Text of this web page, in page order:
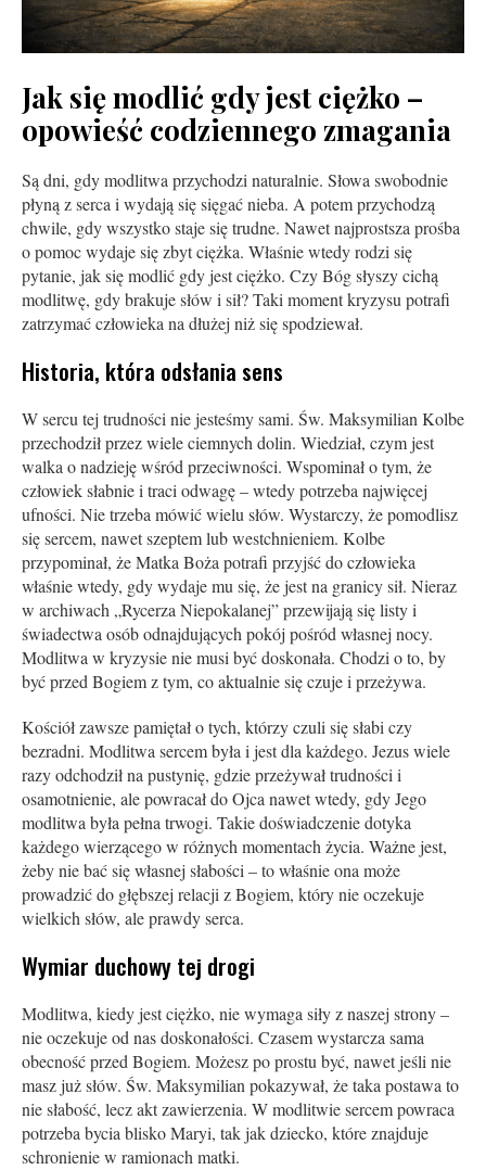
Jak się modlić gdy jest ciężko –
opowieść codziennego zmagania
Są dni, gdy modlitwa przychodzi naturalnie. Słowa swobodnie
płyną z serca i wydają się sięgać nieba. A potem przychodzą
chwile, gdy wszystko staje się trudne. Nawet najprostsza prośba
o pomoc wydaje się zbyt ciężka. Właśnie wtedy rodzi się
pytanie, jak się modlić gdy jest ciężko. Czy Bóg słyszy cichą
modlitwę, gdy brakuje słów i sił? Taki moment kryzysu potrafi
zatrzymać człowieka na dłużej niż się spodziewał.
Historia, która odsłania sens
W sercu tej trudności nie jesteśmy sami. Św. Maksymilian Kolbe
przechodził przez wiele ciemnych dolin. Wiedział, czym jest
walka o nadzieję wśród przeciwności. Wspominał o tym, że
człowiek słabnie i traci odwagę – wtedy potrzeba najwięcej
ufności. Nie trzeba mówić wielu słów. Wystarczy, że pomodlisz
się sercem, nawet szeptem lub westchnieniem. Kolbe
przypominał, że Matka Boża potrafi przyjść do człowieka
właśnie wtedy, gdy wydaje mu się, że jest na granicy sił. Nieraz
w archiwach „Rycerza Niepokalanej” przewijają się listy i
świadectwa osób odnajdujących pokój pośród własnej nocy.
Modlitwa w kryzysie nie musi być doskonała. Chodzi o to, by
być przed Bogiem z tym, co aktualnie się czuje i przeżywa.
Kościół zawsze pamiętał o tych, którzy czuli się słabi czy
bezradni. Modlitwa sercem była i jest dla każdego. Jezus wiele
razy odchodził na pustynię, gdzie przeżywał trudności i
osamotnienie, ale powracał do Ojca nawet wtedy, gdy Jego
modlitwa była pełna trwogi. Takie doświadczenie dotyka
każdego wierzącego w różnych momentach życia. Ważne jest,
żeby nie bać się własnej słabości – to właśnie ona może
prowadzić do głębszej relacji z Bogiem, który nie oczekuje
wielkich słów, ale prawdy serca.
Wymiar duchowy tej drogi
Modlitwa, kiedy jest ciężko, nie wymaga siły z naszej strony –
nie oczekuje od nas doskonałości. Czasem wystarcza sama
obecność przed Bogiem. Możesz po prostu być, nawet jeśli nie
masz już słów. Św. Maksymilian pokazywał, że taka postawa to
nie słabość, lecz akt zawierzenia. W modlitwie sercem powraca
potrzeba bycia blisko Maryi, tak jak dziecko, które znajduje
schronienie w ramionach matki.